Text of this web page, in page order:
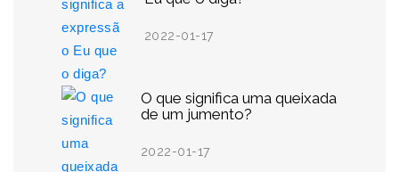
2022-01-17
O que significa uma queixada
de um jumento?
2022-01-17